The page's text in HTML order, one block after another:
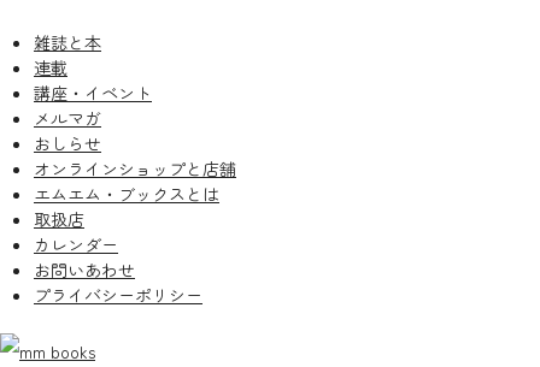
雑誌と本
連載
講座・イベント
メルマガ
おしらせ
オンラインショップと店舗
エムエム・ブックスとは
取扱店
カレンダー
お問いあわせ
プライバシーポリシー